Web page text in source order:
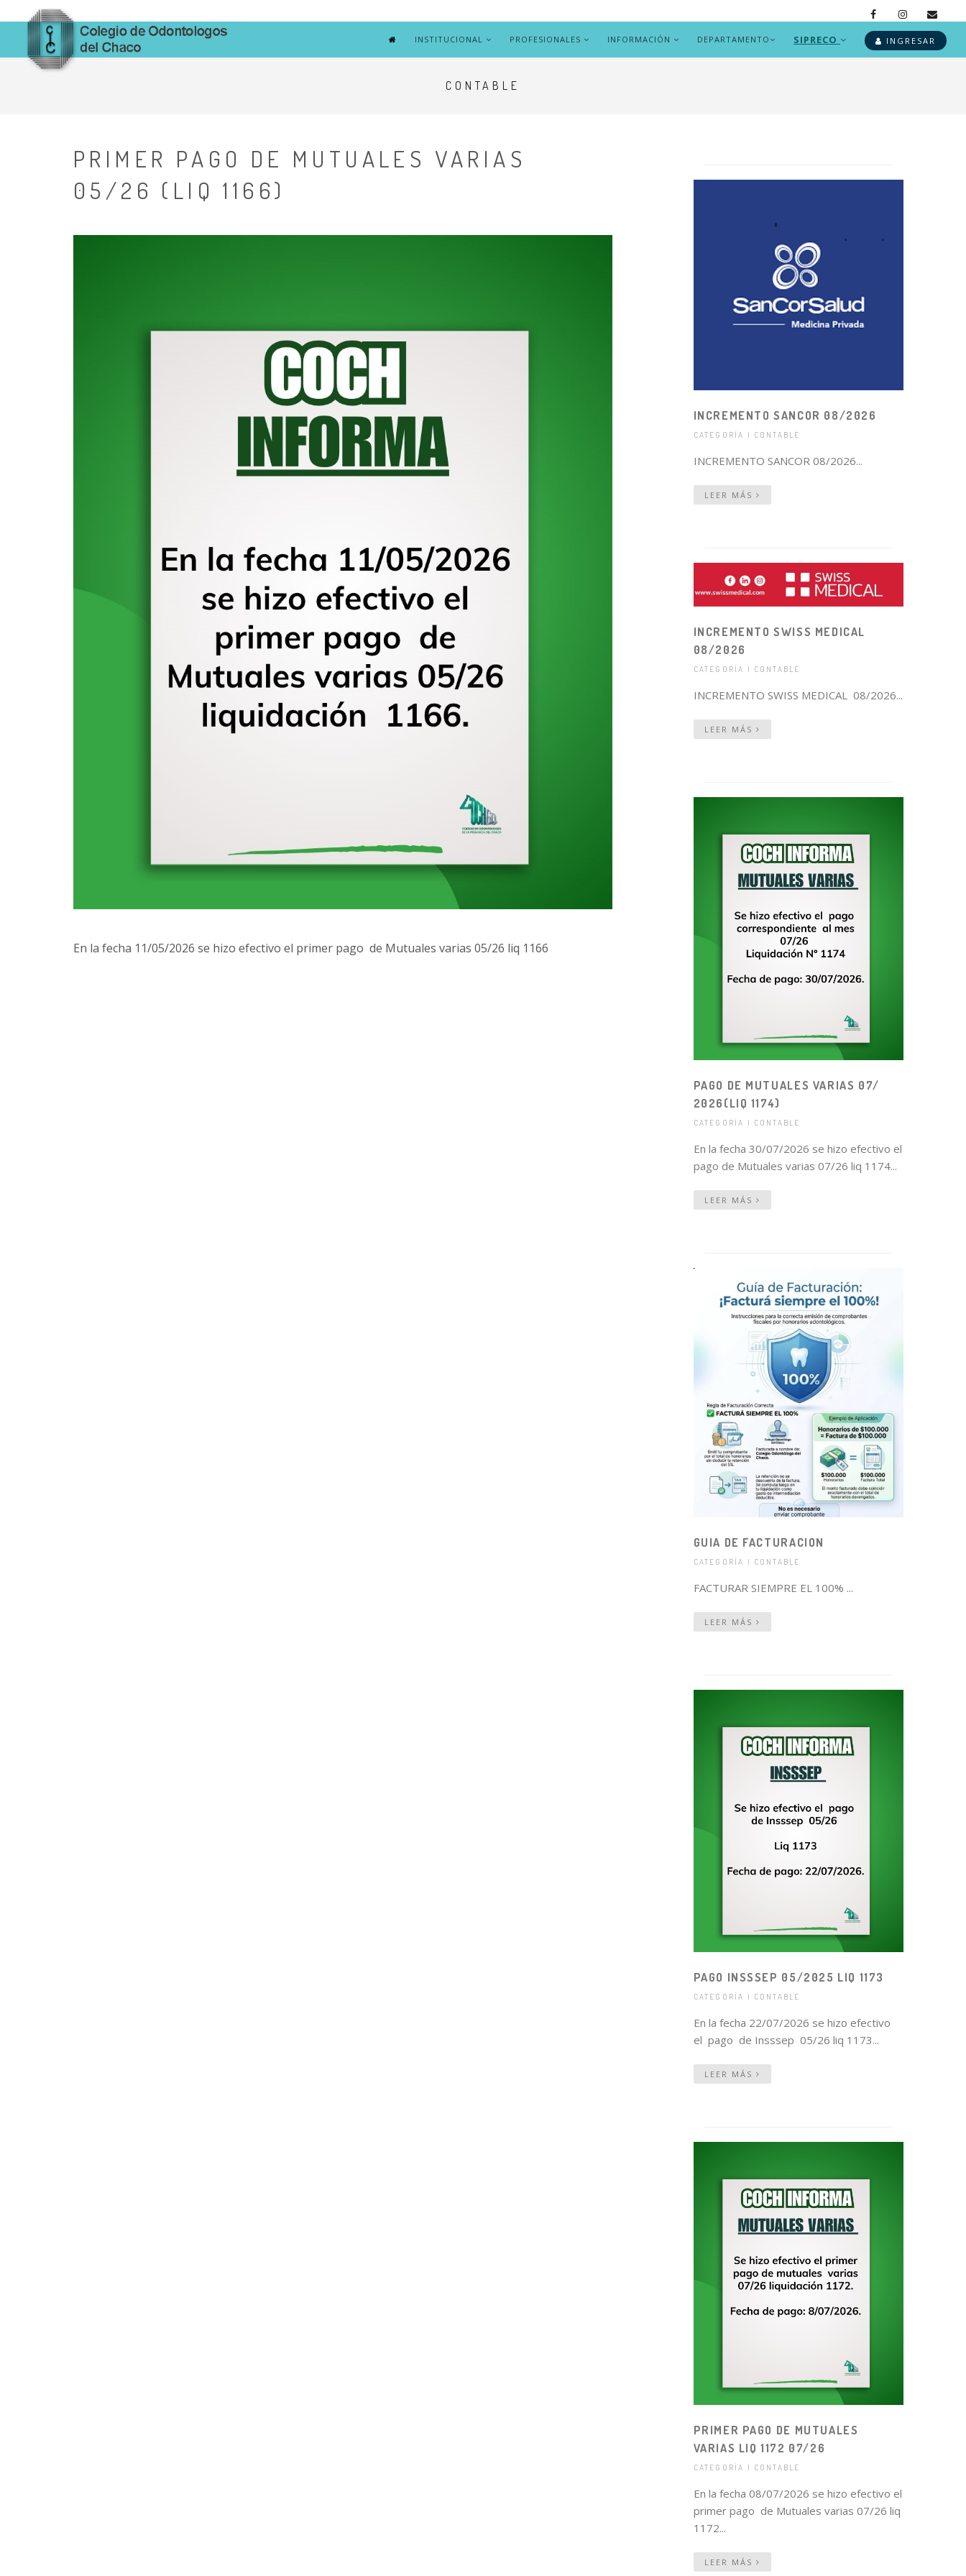
INSTITUCIONAL PROFESIONALES INFORMACIÓN DEPARTAMENTO SIPRECO INGRESAR
CONTABLE
PRIMER PAGO DE MUTUALES VARIAS
05/26 (LIQ 1166)
En la fecha 11/05/2026 se hizo efectivo el primer pago de Mutuales varias 05/26 liq 1166
INCREMENTO SANCOR 08/2026
CATEGORÍA | CONTABLE
INCREMENTO SANCOR 08/2026...
LEER MÁS
INCREMENTO SWISS MEDICAL
08/2026
CATEGORÍA | CONTABLE
INCREMENTO SWISS MEDICAL 08/2026...
LEER MÁS
PAGO DE MUTUALES VARIAS 07/
2026(LIQ 1174)
CATEGORÍA | CONTABLE
En la fecha 30/07/2026 se hizo efectivo el
pago de Mutuales varias 07/26 liq 1174...
LEER MÁS
GUIA DE FACTURACION
CATEGORÍA | CONTABLE
FACTURAR SIEMPRE EL 100% ...
LEER MÁS
PAGO INSSSEP 05/2025 LIQ 1173
CATEGORÍA | CONTABLE
En la fecha 22/07/2026 se hizo efectivo
el pago de Insssep 05/26 liq 1173...
LEER MÁS
PRIMER PAGO DE MUTUALES
VARIAS LIQ 1172 07/26
CATEGORÍA | CONTABLE
En la fecha 08/07/2026 se hizo efectivo el
primer pago de Mutuales varias 07/26 liq
1172...
LEER MÁS